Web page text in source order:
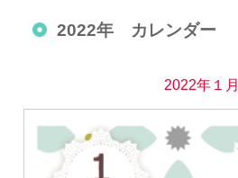
2022年 カレンダー
2022年１月